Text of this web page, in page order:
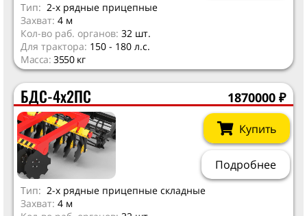
Тип: 2-х рядные прицепные
Захват: 4 м
Кол-во раб. органов: 32 шт.
Для трактора: 150 - 180 л.с.
Масса: 3550 кг
БДС-4х2ПС 1870000 ₽
Купить
Подробнее
Тип: 2-х рядные прицепные складные
Захват: 4 м